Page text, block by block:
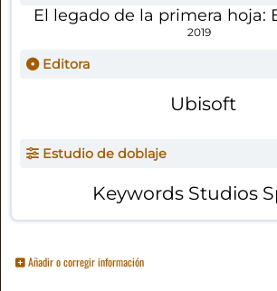
El legado de la primera hoja:
2019
Editora
Ubisoft
Estudio de doblaje
Keywords Studios
Añadir o corregir información